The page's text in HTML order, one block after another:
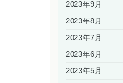
2023年9月
2023年8月
2023年7月
2023年6月
2023年5月